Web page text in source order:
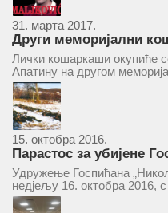
31. марта 2017.
Други меморијални
Маљковић Маљак“ у
Лички кошаркаши окупиће
Апатину на другом
„Милан Маљковић Маљак“.
учествоваће екипе
комбинована екипа
15. октобра 2016.
Парастос за убијене
Удружење Госпићана
недјељу 16. октобра 2016,
у цркву Светог оца